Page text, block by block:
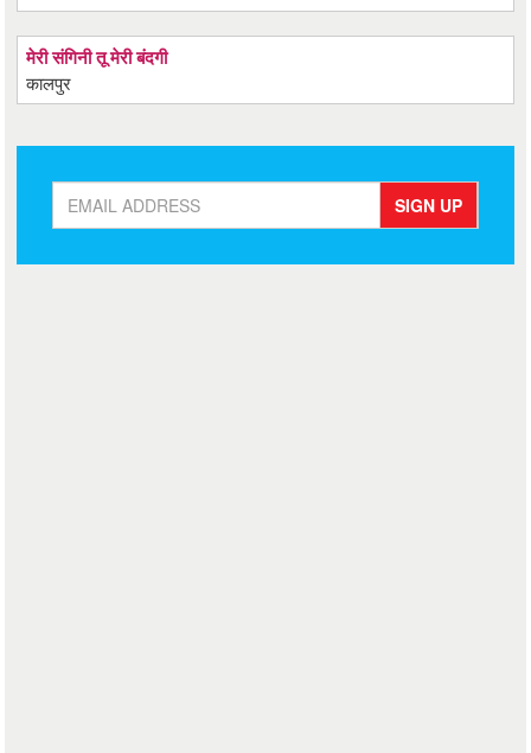
मेरी संगिनी तू मेरी बंदगी
कालपुर
SIGN UP